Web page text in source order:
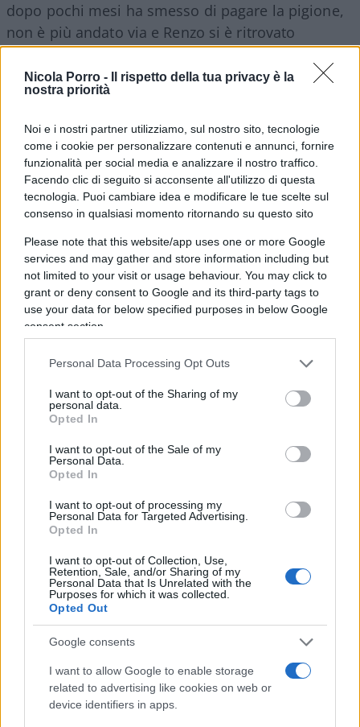
Nicola Porro -
Il rispetto della tua privacy è la
nostra priorità
Noi e i nostri partner utilizziamo, sul nostro sito, tecnologie
come i cookie per personalizzare contenuti e annunci, fornire
funzionalità per social media e analizzare il nostro traffico.
Facendo clic di seguito si acconsente all'utilizzo di questa
tecnologia. Puoi cambiare idea e modificare le tue scelte sul
consenso in qualsiasi momento ritornando su questo sito
Please note that this website/app uses one or more Google
services and may gather and store information including but
not limited to your visit or usage behaviour. You may click to
grant or deny consent to Google and its third-party tags to
use your data for below specified purposes in below Google
consent section.
Personal Data Processing Opt Outs
I want to opt-out of the Sharing of my
personal data.
Opted In
I want to opt-out of the Sale of my
Personal Data.
Opted In
I want to opt-out of processing my
Personal Data for Targeted Advertising.
Opted In
I want to opt-out of Collection, Use,
Retention, Sale, and/or Sharing of my
Personal Data that Is Unrelated with the
Purposes for which it was collected.
Opted Out
Google consents
I want to allow Google to enable storage
related to advertising like cookies on web or
device identifiers in apps.
dopo pochi mesi ha smesso di pagare la pigione,
non è più andato via e Renzo si è ritrovato
nell’unico posto che gli restava. Un terrazzo
riparato alla peggio, lastre di plastica come pareti,
una stufa a pellet per non crepare di freddo, una
notte. Ed è arrivato l’inverno, gelido in tutti i sensi,
e Renzo che ha i malanni dell’età ha cominciato a
scendere, a scendere, sempre più giù nel buco.
Poi s’è arreso.
Nonno Renzo per colpa di un abusivo vive ancora
sul terrazzo#Ladridicase #Fuoridalcoro
pic.twitter.com/ruwj8EPrCH
— Fuori dal coro (@fuoridalcorotv)January 18,
C’è lo sfratto ma l’abusivo resta
“Parliamoci chiaro” ha detto all’inviata di
“a me resta poco da vivere: vorrei farlo
tranquillo, a casa mia, ma ho capito che non ce la
farò”. E non si sbaglia, perché è il solito porco
scaricabarile, e nel barile ci sta lui, fra istituzioni
democratiche ovvero pilatesche, tutto un lavaggio
di mani sporche di indifferenza, un lavacro nel
Gange della disumanità:il tribunale ha firmato
lo sfratto esecutivo, ma nessuno lo ha mai
portato a compimento; l’ufficiale giudiziario si
trincera dietro la selva oscura di regolamenti; la
polizia, come nei film anni ’70, ha le mani legate; il